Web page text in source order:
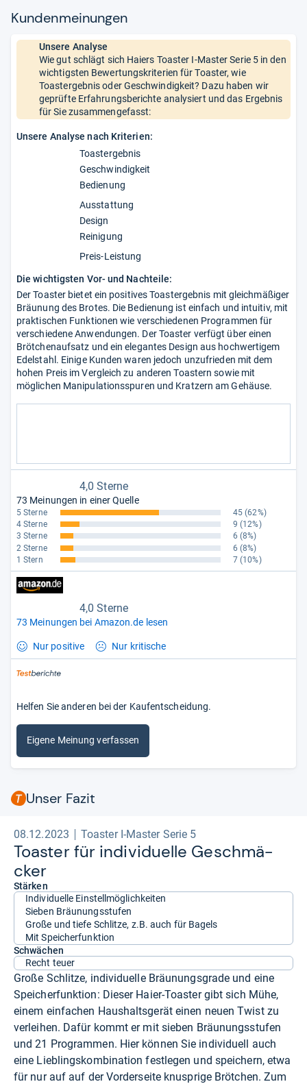
Kun­den­mei­nun­gen
Unsere Analyse
Wie gut schlägt sich Haiers Toaster I-Master Serie 5 in den
wichtigsten Bewertungskriterien für Toaster, wie
Toastergebnis oder Geschwindigkeit? Dazu haben wir
geprüfte Erfahrungsberichte analysiert und das Ergebnis
für Sie zusammengefasst:
Unsere Analyse nach Kriterien:
Toastergebnis
Geschwindigkeit
Bedienung
Ausstattung
Design
Reinigung
Preis-Leistung
Die wichtigsten Vor- und Nachteile:
Der Toaster bietet ein positives Toastergebnis mit gleichmäßiger
Bräunung des Brotes. Die Bedienung ist einfach und intuitiv, mit
praktischen Funktionen wie verschiedenen Programmen für
verschiedene Anwendungen. Der Toaster verfügt über einen
Brötchenaufsatz und ein elegantes Design aus hochwertigem
Edelstahl. Einige Kunden waren jedoch unzufrieden mit dem
hohen Preis im Vergleich zu anderen Toastern sowie mit
möglichen Manipulationsspuren und Kratzern am Gehäuse.
4,0 Sterne
73 Meinungen in einer Quelle
5 Sterne 45 (62%)
4 Sterne
9 (12%)
3 Sterne
6 (8%)
2 Sterne
6 (8%)
1 Stern
7 (10%)
4,0 Sterne
73 Meinungen bei Amazon.de lesen
Nur positive Nur kritische
Helfen Sie anderen bei der Kaufentscheidung.
Eigene Meinung verfassen
Unser Fazit
08.12.2023 Toaster I-Master Serie 5
Toas­ter für indi­vi­du­elle Geschmä­
cker
Stärken
Individuelle Einstellmöglichkeiten
Sieben Bräunungsstufen
Große und tiefe Schlitze, z.B. auch für Bagels
Mit Speicherfunktion
Schwächen
Recht teuer
Große Schlitze, individuelle Bräunungsgrade und eine
Speicherfunktion: Dieser Haier-Toaster gibt sich Mühe,
einem einfachen Haushaltsgerät einen neuen Twist zu
verleihen. Dafür kommt er mit sieben Bräunungsstufen
und 21 Programmen. Hier können Sie individuell auch
eine Lieblingskombination festlegen und speichern, etwa
für nur auf auf der Vorderseite knusprige Brötchen. Zum